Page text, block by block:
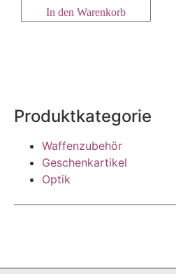
In den Warenkorb
Produktkategorie
Waffenzubehör
Geschenkartikel
Optik